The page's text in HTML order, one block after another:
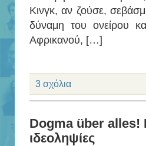
Κινγκ, αν ζούσε,
δύναμη του ονείρου
Αφρικανού, […]
3 σχόλια
Dogma über alles!
ιδεοληψίες